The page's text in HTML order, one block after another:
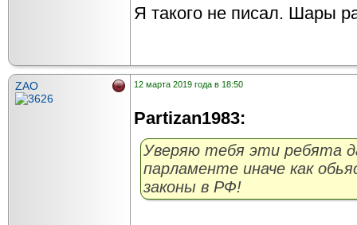
Я такого не писал. Шары
ZAO 12 марта 2019 года в 18:50
Partizan1983:
Уверяю тебя эти ребята
парламенте иначе как
законы в РФ!